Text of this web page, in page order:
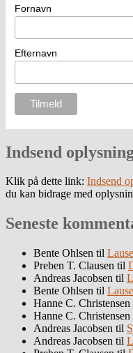
Fornavn
Efternavn
Indsend
Klik på dette link: Indsend
du kan bidrage med
Seneste
Bente Ohlsen til
Preben T. Clausen til
Andreas Jacobsen til
Bente Ohlsen til
Hanne C. Christensen
Hanne C. Christensen
Andreas Jacobsen til
Andreas Jacobsen til